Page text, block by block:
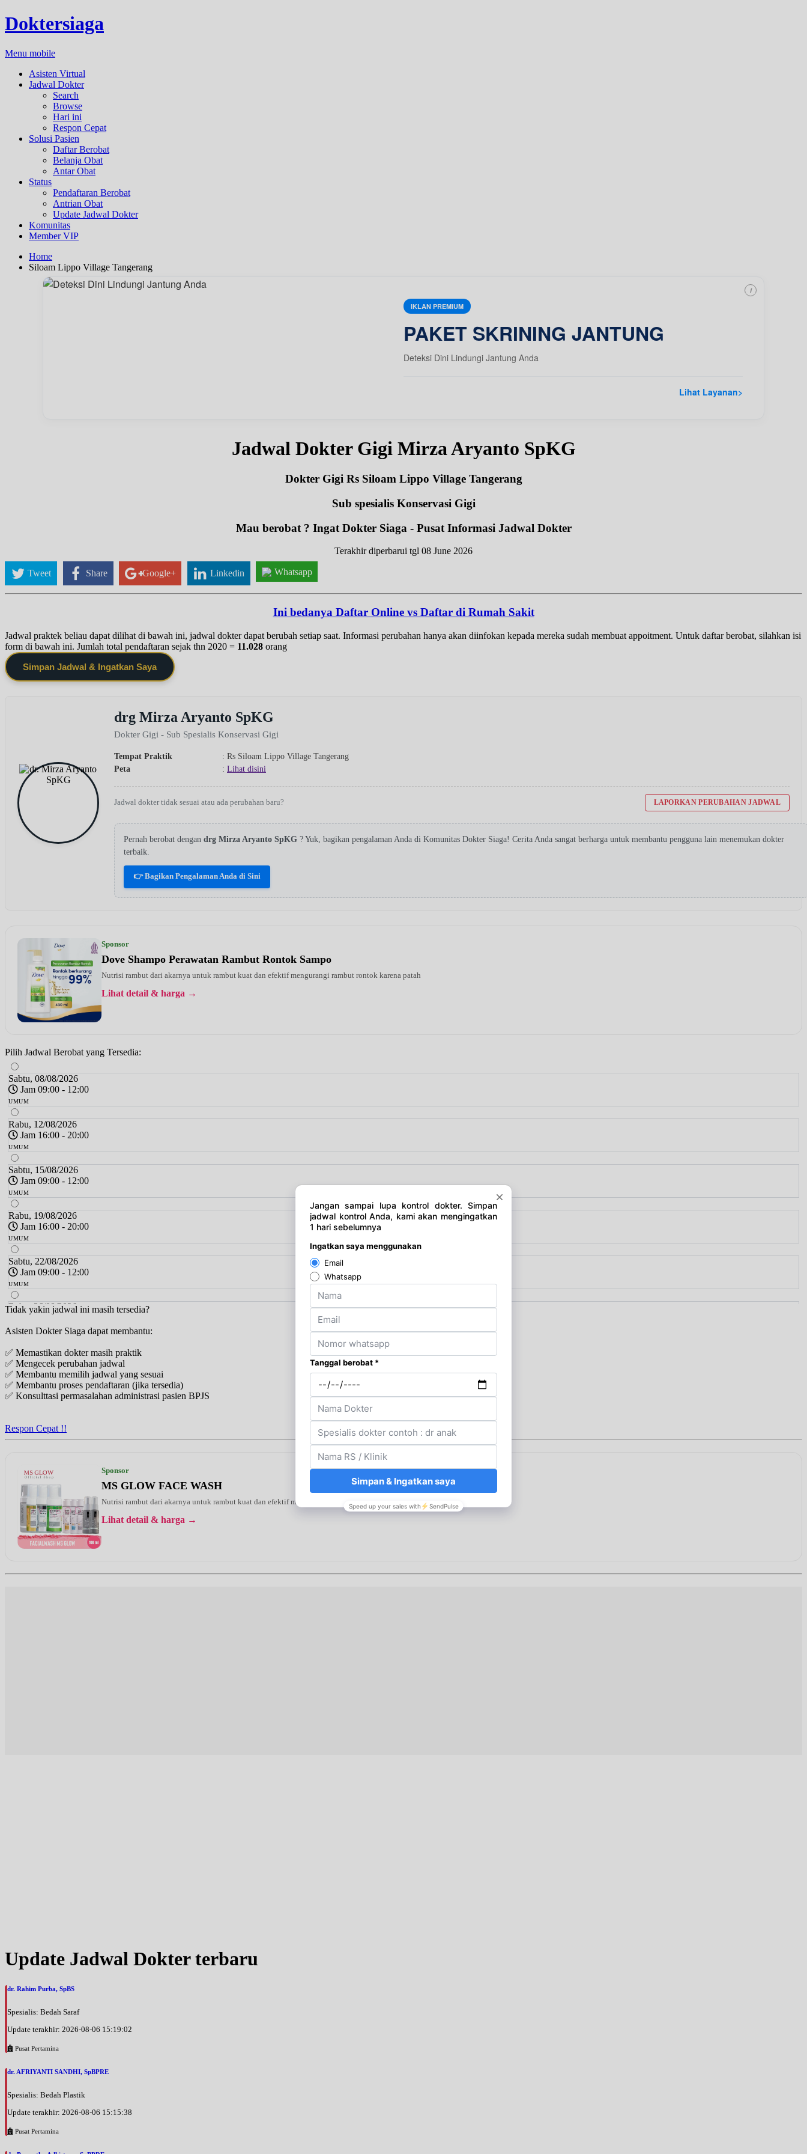
Doktersiaga
Menu mobile
Asisten Virtual
Jadwal Dokter
Search
Browse
Hari ini
Respon Cepat
Solusi Pasien
Daftar Berobat
Belanja Obat
Antar Obat
Status
Pendaftaran Berobat
Antrian Obat
Update Jadwal Dokter
Komunitas
Member VIP
Home
Siloam Lippo Village Tangerang
IKLAN PREMIUM
PAKET SKRINING JANTUNG
Deteksi Dini Lindungi Jantung Anda
Lihat Layanan>
i
Jadwal Dokter Gigi Mirza Aryanto SpKG
Dokter Gigi Rs Siloam Lippo Village Tangerang
Sub spesialis Konservasi Gigi
Mau berobat ? Ingat Dokter Siaga - Pusat Informasi Jadwal Dokter
Terakhir diperbarui tgl 08 June 2026
Tweet Share Google+ Linkedin Whatsapp
Ini bedanya Daftar Online vs Daftar di Rumah Sakit
Jadwal praktek beliau dapat dilihat di bawah ini, jadwal dokter dapat berubah setiap saat. Informasi perubahan hanya akan diinfokan kepada mereka sudah membuat appoitment. Untuk daftar berobat, silahkan isi
form di bawah ini. Jumlah total pendaftaran sejak thn 2020 = 11.028 orang
Simpan Jadwal & Ingatkan Saya
drg Mirza Aryanto SpKG
Dokter Gigi - Sub Spesialis Konservasi Gigi
Tempat Praktik
: Rs Siloam Lippo Village Tangerang
Peta
: Lihat disini
Jadwal dokter tidak sesuai atau ada perubahan baru? LAPORKAN PERUBAHAN JADWAL
Pernah berobat dengan drg Mirza Aryanto SpKG ? Yuk, bagikan pengalaman Anda di Komunitas Dokter Siaga! Cerita Anda sangat berharga untuk membantu pengguna lain menemukan dokter
terbaik.
👉 Bagikan Pengalaman Anda di Sini
Sponsor
Dove Shampo Perawatan Rambut Rontok Sampo
Nutrisi rambut dari akarnya untuk rambut kuat dan efektif mengurangi rambut rontok karena patah
Lihat detail & harga →
Pilih Jadwal Berobat yang Tersedia:
Sabtu, 08/08/2026
Jam 09:00 - 12:00
UMUM
Rabu, 12/08/2026
Jam 16:00 - 20:00
UMUM
Sabtu, 15/08/2026
Jam 09:00 - 12:00
UMUM
Rabu, 19/08/2026
Jam 16:00 - 20:00
UMUM
Sabtu, 22/08/2026
Jam 09:00 - 12:00
UMUM
Rabu, 26/08/2026
Jam 16:00 - 20:00
UMUM
Sabtu, 29/08/2026
Jam 09:00 - 12:00
UMUM
Rabu, 02/09/2026
Tidak yakin jadwal ini masih tersedia?
Asisten Dokter Siaga dapat membantu:
✅ Memastikan dokter masih praktik
✅ Mengecek perubahan jadwal
✅ Membantu memilih jadwal yang sesuai
✅ Membantu proses pendaftaran (jika tersedia)
✅ Konsulttasi permasalahan administrasi pasien BPJS
Respon Cepat !!
Sponsor
MS GLOW FACE WASH
Nutrisi rambut dari akarnya untuk rambut kuat dan efektif mengurangi rambut rontok karena patah
Lihat detail & harga →
Update Jadwal Dokter terbaru
dr. Rahim Purba, SpBS
Spesialis: Bedah Saraf
Update terakhir: 2026-08-06 15:19:02
Pusat Pertamina
dr. AFRIYANTI SANDHI, SpBPRE
Spesialis: Bedah Plastik
Update terakhir: 2026-08-06 15:15:38
Pusat Pertamina